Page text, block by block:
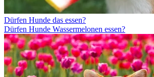
Dürfen Hunde das essen?
Dürfen Hunde Wassermelonen essen?